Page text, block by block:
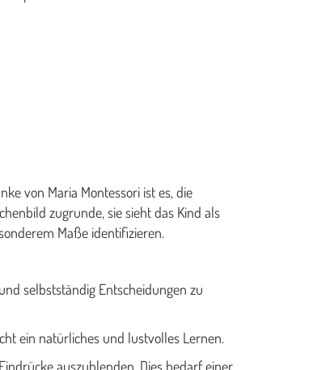
von Maria Montessori ist es, die
zugrunde, sie sieht das Kind als
Maße identifizieren.
selbstständig Entscheidungen zu
ein natürliches und lustvolles Lernen.
auszublenden. Dies bedarf einer